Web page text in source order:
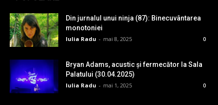
Din jurnalul unui ninja (87): Binecuvântarea
monotoniei
Iulia Radu - mai 8, 2025 0
Bryan Adams, acustic și fermecător la Sala
Palatului (30.04.2025)
Iulia Radu - mai 1, 2025 0